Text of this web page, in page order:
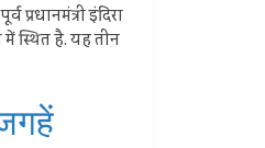
इंदिरा
स्थित है. यह तीन